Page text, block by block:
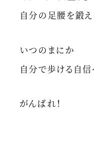
自分の足腰を鍛え
いつのまにか
自分で歩ける自信
がんばれ！